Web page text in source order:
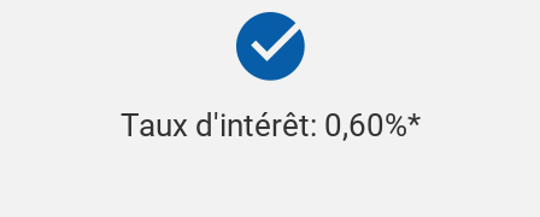
Taux d'intérêt: 0,60%*